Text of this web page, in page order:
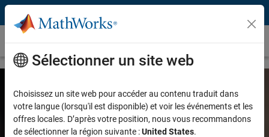
Passer au contenu
MATLAB Mobile
MATLAB Mobile
Sélectionner un site web
Choisissez un site web pour accéder au contenu traduit dans
votre langue (lorsqu'il est disponible) et voir les événements et les
offres locales. D’après votre position, nous vous recommandons
de sélectionner la région suivante :United States.